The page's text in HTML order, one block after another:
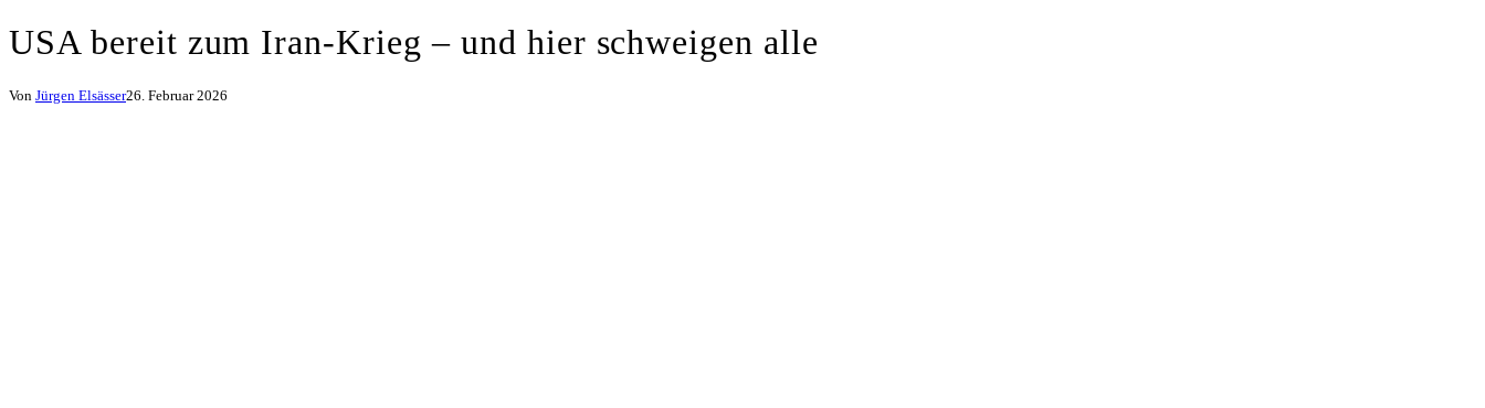
USA bereit zum Iran-Krieg – und hier schweigen alle
Von Jürgen Elsässer26. Februar 2026